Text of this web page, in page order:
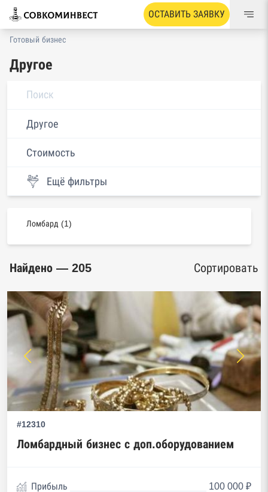
ОСТАВИТЬ ЗАЯВКУ
Готовый бизнес
Другое
Другое
Стоимость
Ещё фильтры
Ломбард (1)
Найдено — 205 Сортировать
#12310
Ломбардный бизнес с доп.оборудованием
Прибыль
100 000 ₽